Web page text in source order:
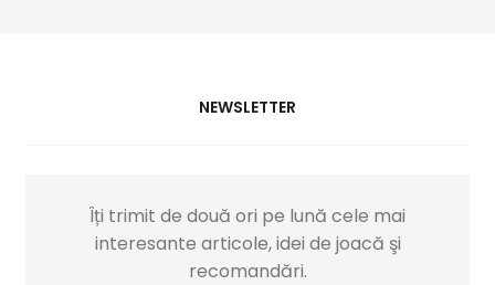
NEWSLETTER
Îți trimit de două ori pe lună cele mai
interesante articole, idei de joacă şi
recomandări.